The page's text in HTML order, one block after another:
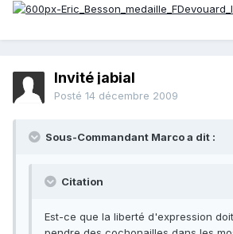
Invité jabial
Posté 14 décembre 2009
Sous-Commandant Marco a dit :
Citation
Est-ce que la liberté d'expression